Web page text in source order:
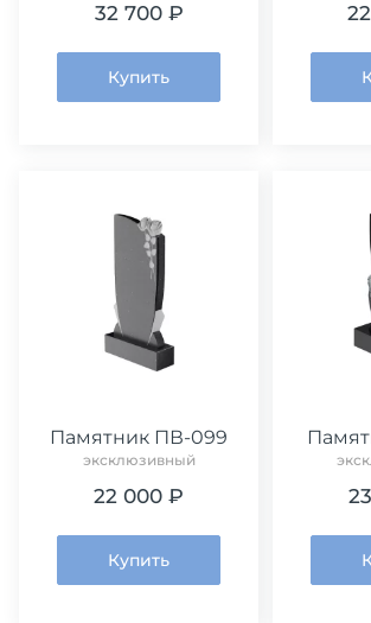
32 700 ₽
Купить
Памятник ПВ-099
эксклюзивный
22 000 ₽
Купить